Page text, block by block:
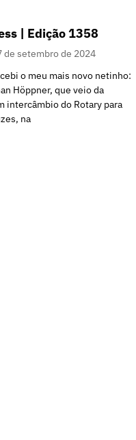
| Edição 1358
de setembro de 2024
o meu mais novo netinho:
Höppner, que veio da
intercâmbio do Rotary para
na